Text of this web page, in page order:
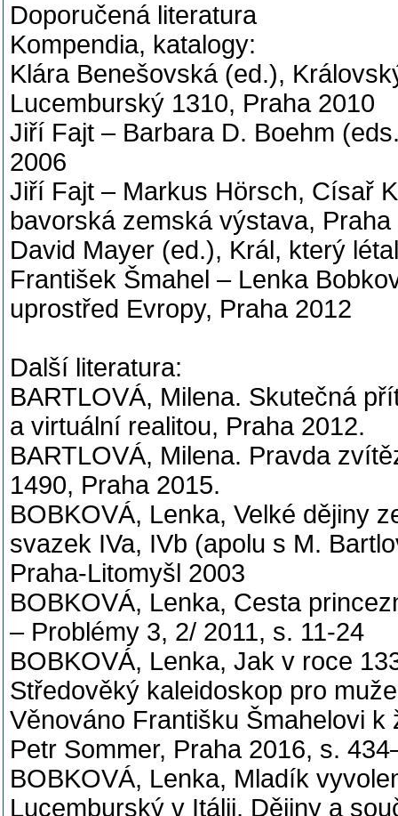
Doporučená literatura
Kompendia, katalogy:
Klára Benešovská (ed.),
Lucemburský 1310, Praha 2010
Jiří Fajt – Barbara D. Boehm
2006
Jiří Fajt – Markus Hörsch, Císař
bavorská zemská výstava, Praha
David Mayer (ed.), Král, který
František Šmahel – Lenka
uprostřed Evropy, Praha 2012
Další literatura:
BARTLOVÁ, Milena. Skutečná
a virtuální realitou, Praha 2012.
BARTLOVÁ, Milena. Pravda
1490, Praha 2015.
BOBKOVÁ, Lenka, Velké dějiny
svazek IVa, IVb (apolu s M.
Praha-Litomyšl 2003
BOBKOVÁ, Lenka, Cesta
– Problémy 3, 2/ 2011, s. 11-24
BOBKOVÁ, Lenka, Jak v roce
Středověký kaleidoskop pro
Věnováno Františku Šmahelovi
Petr Sommer, Praha 2016, s.
BOBKOVÁ, Lenka, Mladík
Lucemburský v Itálii, Dějiny a